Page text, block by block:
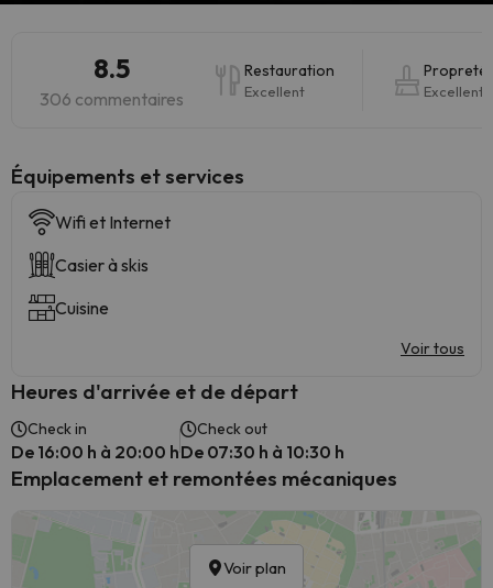
8.5
306 commentaires
Restauration
Excellent
Propreté
Excellent
​Équipements et services
Wifi et Internet
Casier à skis
Cuisine
Voir tous
Heures d'arrivée et de départ
Check in
De 16:00 h à 20:00 h
Check out
De 07:30 h à 10:30 h
Emplacement et remontées mécaniques
Voir plan